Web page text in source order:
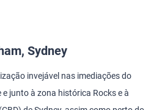
Sydney
invejável nas imediações do
junto à zona histórica Rocks e à